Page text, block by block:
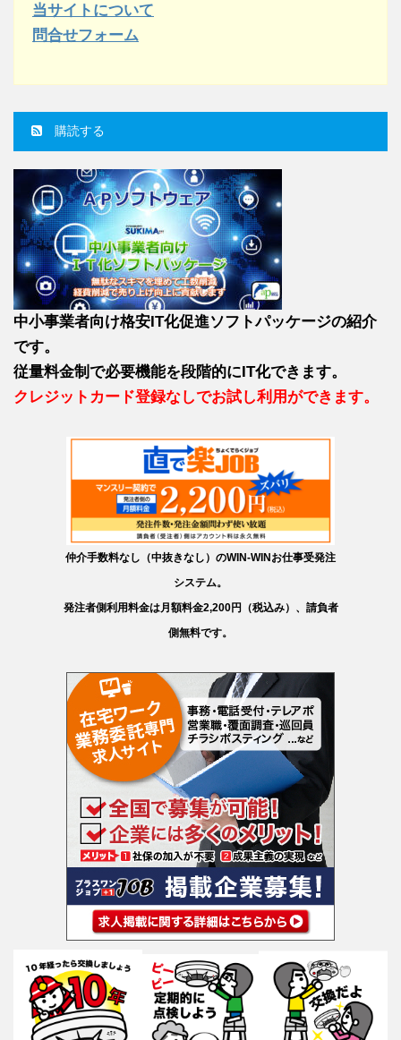
当サイトについて
問合せフォーム
購読する
中小事業者向け格安IT化促進ソフトパッケージの紹介
です。
従量料金制で必要機能を段階的にIT化できます。
クレジットカード登録なしでお試し利用ができます。
仲介手数料なし（中抜きなし）のWIN-WINお仕事受発注
システム。
発注者側利用料金は月額料金2,200円（税込み）、請負者
側無料です。